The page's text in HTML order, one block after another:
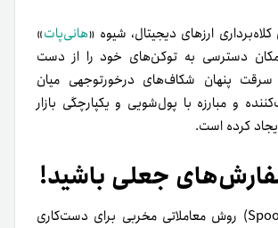
ارزهای دیجیتال، شیوه «هانی‌پات»
دسترسی به توکن‌های خود را از دست
پنهان شکاف‌های درخورتوجهی میان
و مبارزه با پول‌شویی و یکپارچگی بازار
کرده است.
جعلی باشید!
اسپوفینگ (Spoofing) روش معاملاتی مخربی برای دست‌کاری